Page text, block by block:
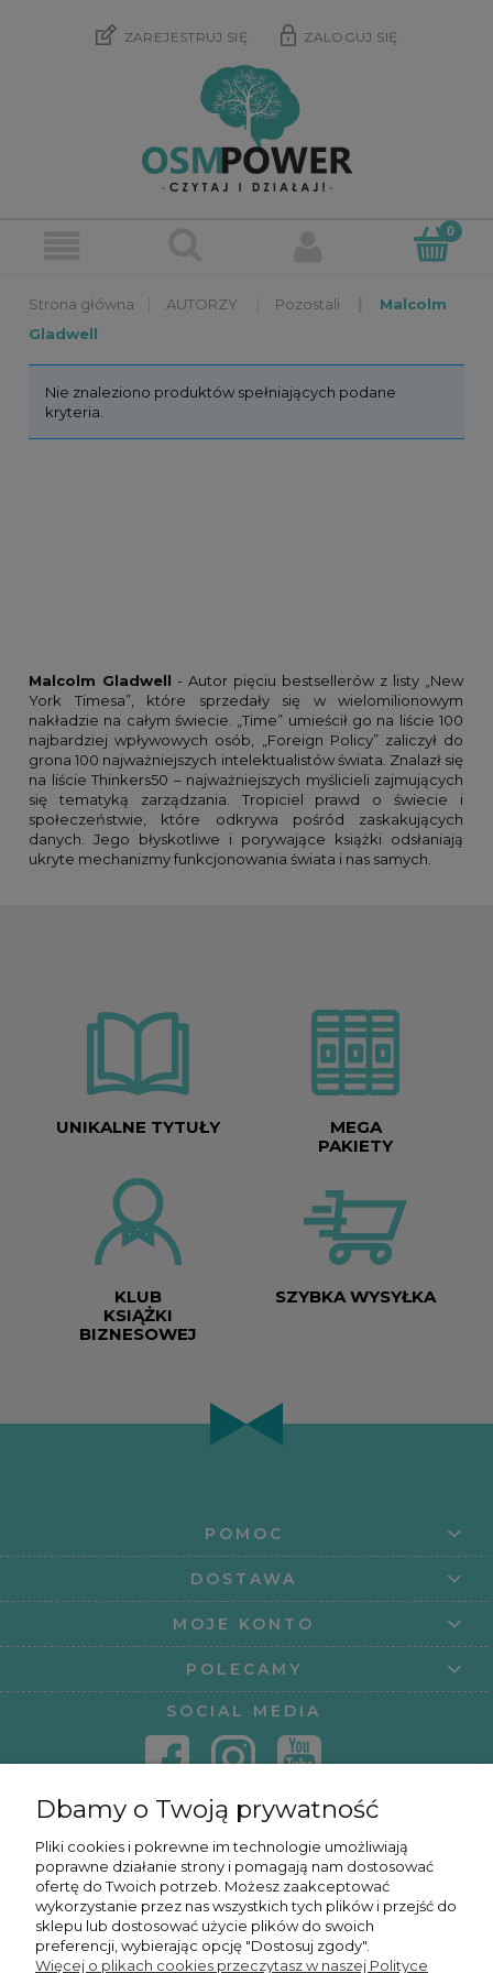
ZAREJESTRUJ SIĘ ZALOGUJ SIĘ
AUTORZY Pozostali
Malcolm
Gladwell
Nie znaleziono produktów spełniających podane
kryteria.
Malcolm Gladwell - Autor pięciu bestsellerów z listy „New
York Timesa”, które sprzedały się w wielomilionowym
nakładzie na całym świecie. „Time” umieścił go na liście 100
najbardziej wpływowych osób, „Foreign Policy” zaliczył do
grona 100 najważniejszych intelektualistów świata. Znalazł się
na liście Thinkers50 – najważniejszych myślicieli zajmujących
się tematyką zarządzania. Tropiciel prawd o świecie i
społeczeństwie, które odkrywa pośród zaskakujących
danych. Jego błyskotliwe i porywające książki odsłaniają
ukryte mechanizmy funkcjonowania świata i nas samych.
UNIKALNE TYTUŁY
MEGA
PAKIETY
KLUB
KSIĄŻKI
BIZNESOWEJ
SZYBKA WYSYŁKA
POMOC
DOSTAWA
MOJE KONTO
POLECAMY
SOCIAL MEDIA
KURSY ONLINE
Dbamy o Twoją prywatność
Pliki cookies i pokrewne im technologie umożliwiają
poprawne działanie strony i pomagają nam dostosować
ofertę do Twoich potrzeb. Możesz zaakceptować
wykorzystanie przez nas wszystkich tych plików i przejść do
sklepu lub dostosować użycie plików do swoich
preferencji, wybierając opcję "Dostosuj zgody".
Więcej o plikach cookies przeczytasz w naszej Polityce